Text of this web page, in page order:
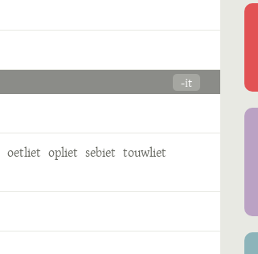
-it
oetliet opliet sebiet touwliet